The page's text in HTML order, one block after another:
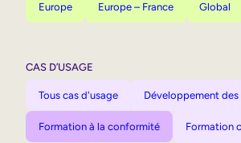
Europe Europe – France Global
CAS D’USAGE
Tous cas d'usage Développement
Formation à la conformité Formation